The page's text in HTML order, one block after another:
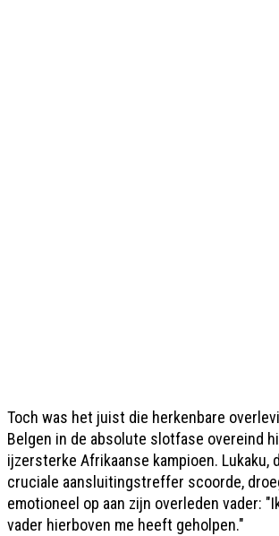
Toch was het juist die herkenbare
Belgen in de absolute slotfase overeind
ijzersterke Afrikaanse kampioen. Lukaku,
cruciale aansluitingstreffer scoorde,
emotioneel op aan zijn overleden vader:
vader hierboven me heeft geholpen."